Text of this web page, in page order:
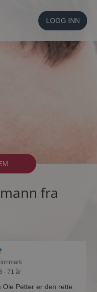
LOGG INN
fra
- 71 år
Ole Petter er den rette